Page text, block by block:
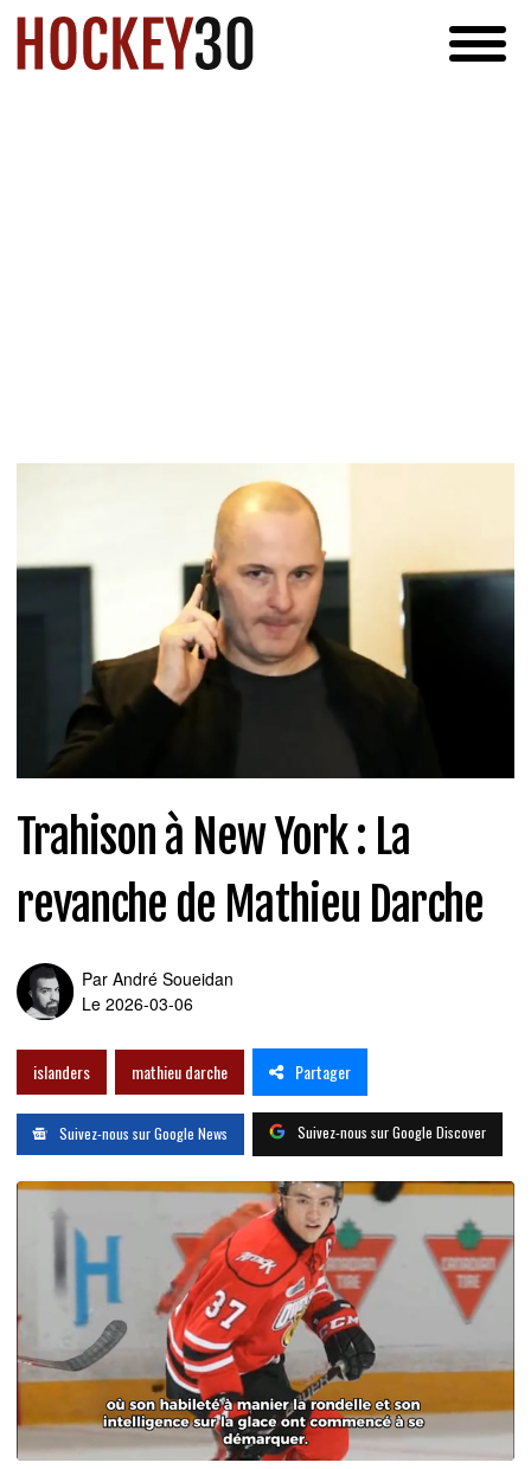
Trahison à New York : La
revanche de Mathieu Darche
Par André Soueidan
Le 2026-03-06
islanders mathieu darche Partager
Suivez-nous sur Google News Suivez-nous sur Google Discover